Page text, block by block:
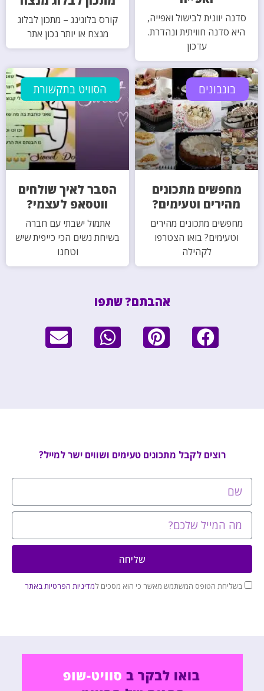
סדנה יוונית לבישול ואפייה,
היא סדנה חוויתית ונהדרת.
עדכון
קורס בלוגינג – מתכון לבלוג
מנצח או יותר נכון אתר
בונבונים
מחפשים מתכונים
מהירים וטעימים?
מחפשים מתכונים מהירים
וטעימים? בואו הצטרפו
לקהילה
הסוויט בתקשורת
הסבר לאיך שולחים
ווטסאפ לעצמי?
אתמול ישבתי עם חברה
בשיחת נשים הכי כייפית שיש
וטחנו
אהבתם? שתפו
רוצים לקבל מתכונים טעימים ושווים ישר למייל?
בשליחת הטופס המשתמש מאשר כי הוא מסכים למדיניות הפרטיות באתר
שליחה